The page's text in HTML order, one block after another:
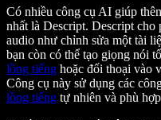
Có nhiều công cụ AI giúp
nhất là Descript. Descript cho
audio như chỉnh sửa một tài
bạn còn có thể tạo giọng nói
lồng tiếng hoặc đối thoại vào
Công cụ này sử dụng các
lồng tiếng tự nhiên và phù